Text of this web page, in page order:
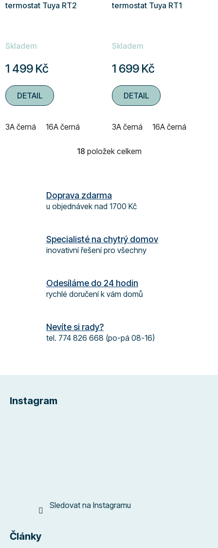
termostat Tuya RT2
Skladem
1 499 Kč
DETAIL
3A černá 16A černá
termostat Tuya RT1
Skladem
1 699 Kč
DETAIL
3A černá 16A černá
O
d
a
p
r
y
v
s
18 položek celkem
Doprava zdarma
u objednávek nad 1700 Kč
Specialisté na chytrý domov
inovativní řešení pro všechny
Odesíláme do 24 hodin
rychlé doručení k vám domů
Nevíte si rady?
tel. 774 826 668 (po-pá 08-16)
Instagram
Sledovat na Instagramu
Články